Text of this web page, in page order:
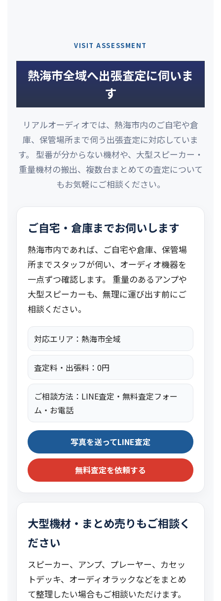
VISIT ASSESSMENT
熱海市全域へ出張査定に伺いま
す
リアルオーディオでは、熱海市内のご自宅や倉
庫、保管場所まで伺う出張査定に対応していま
す。 型番が分からない機材や、大型スピーカー・
重量機材の搬出、複数台まとめての査定について
もお気軽にご相談ください。
ご自宅・倉庫までお伺いします
熱海市内であれば、ご自宅や倉庫、保管場
所までスタッフが伺い、オーディオ機器を
一点ずつ確認します。 重量のあるアンプや
大型スピーカーも、無理に運び出す前にご
相談ください。
対応エリア：熱海市全域
査定料・出張料：0円
ご相談方法：LINE査定・無料査定フォー
ム・お電話
写真を送ってLINE査定
無料査定を依頼する
大型機材・まとめ売りもご相談く
ださい
スピーカー、アンプ、プレーヤー、カセッ
トデッキ、オーディオラックなどをまとめ
て整理したい場合もご相談いただけます。